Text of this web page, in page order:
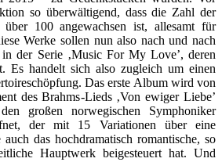
so überwältigend, dass die Zahl der
100 angewachsen ist, allesamt für
Werke sollen nun also nach und nach
der Serie ‚Music For My Love’, deren
Es handelt sich also zugleich um einen
Das erste Album wird von
des Brahms-Lieds ‚Von ewiger Liebe’
großen norwegischen Symphoniker
der mit 15 Variationen über eine
das hochdramatisch romantische, so
Hauptwerk beigesteuert hat. Und